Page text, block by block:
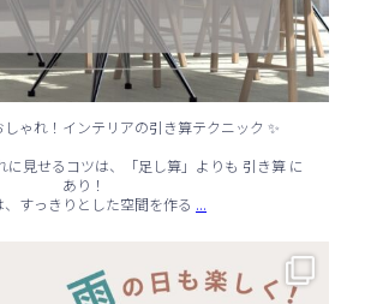
ゃれ！インテリアの引き算テクニック ✨
に見せるコツは、「足し算」よりも 引き算 に
あり！
、すっきりとした空間を作る ...
快適に！室内でできる遊びアイデア 🌈
...